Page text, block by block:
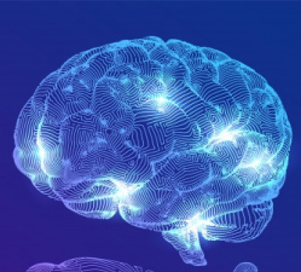
работы:
E-mail:
ankebiorus@gmail.com
ГРИБЫ